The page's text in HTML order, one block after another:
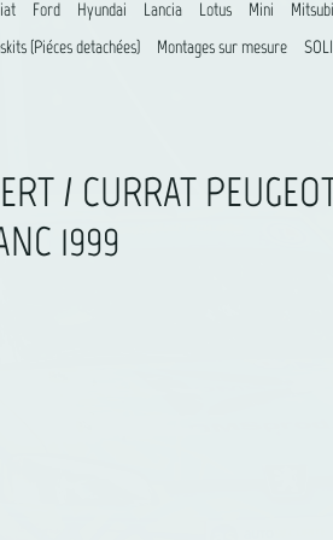
Ford Hyundai Lancia Lotus Mini
(Piéces detachées) Montages sur mesure
/ CURRAT
1999